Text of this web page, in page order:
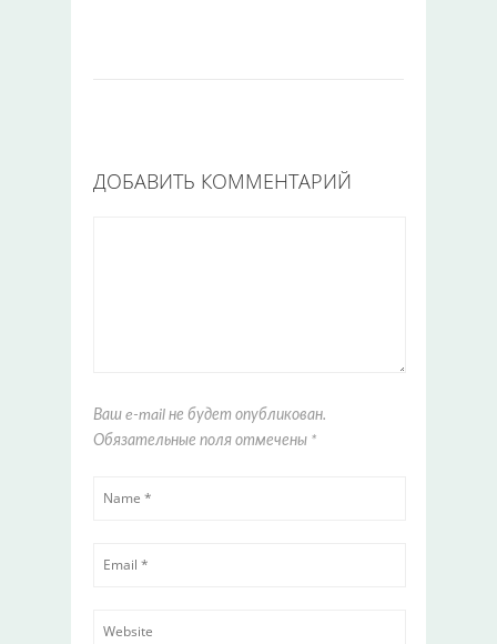
ДОБАВИТЬ КОММЕНТАРИЙ
Ваш e-mail не будет опубликован.
Обязательные поля отмечены *